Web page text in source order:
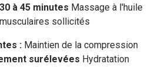
30 à 45 minutes Massage à l'huile
sollicités
: Maintien de la compression
surélevées Hydratation